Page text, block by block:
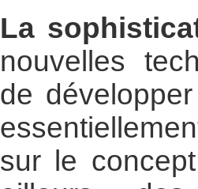
La
nouvelles
de
sur le